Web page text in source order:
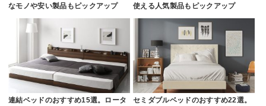
なモノや安い製品もピックアップ
使える人気製品もピックアップ
連結ベッドのおすすめ15選。ロータ
セミダブルベッドのおすすめ22選。